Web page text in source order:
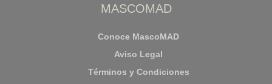
MASCOMAD
Conoce MascoMAD
Aviso Legal
Términos y Condiciones